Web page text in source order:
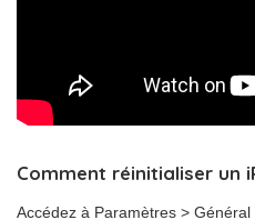
Comment réinitialiser un
Accédez à Paramètres >